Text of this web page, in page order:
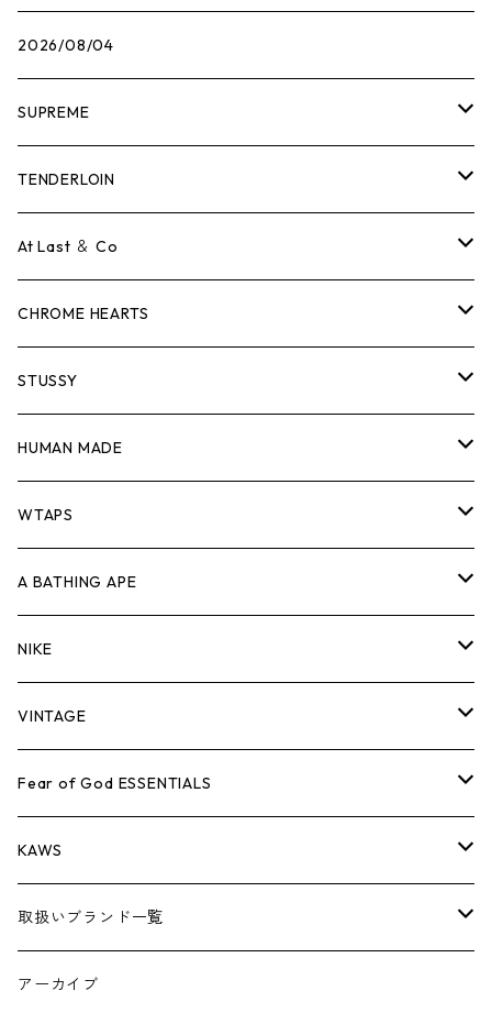
2026/08/04
SUPREME
Tシャツ
ロンTEE
スウェット/ニット
シャツ
ジャケット
パンツ
キャップ・ハット
バッグ
シューズ
小物
コラボレーション
×THE NORTH FACE
×COMME des GARCONS
シーズンアイテム
26SS
BOX LOGOアイテム
TENDERLOIN
Tシャツ
ロンTEE
スウェット/ニット
シャツ
ジャケット
パンツ
キャップ・ハット
バッグ
シューズ
小物
At Last ＆ Co
Tシャツ
ロンTEE
スウェット/ニット
シャツ
ジャケット
パンツ
キャップ・ハット
バッグ
シューズ
小物
CHROME HEARTS
Tシャツ
ロンTEE
スウェット/ニット
シャツ
ジャケット
パンツ
キャップ・ハット
バッグ
シューズ
小物
STUSSY
Tシャツ
ロンTEE
スウェット/ニット
シャツ
ジャケット
パンツ
キャップ・ハット
バッグ
シューズ
HUMAN MADE
Tシャツ
ロンT
スウェット/ニット
シャツ
ジャケット
パンツ
キャップ
バッグ
WTAPS
Tシャツ
ロンTEE
スウェット/ニット
シャツ
ジャケット
パンツ
キャップ・ハット
A BATHING APE
Tシャツ
ロンTEE
スウェット/ニット
シャツ
ジャケット
パンツ
NIKE
シューズ
AIR JORDAN 1
AIR JORDAN 3
アパレル・小物
VINTAGE
Tシャツ
ロンTEE
スウェット/ニット
ジャケット
Fear of God ESSENTIALS
Tシャツ
ロンTEE
スウェット/ニット
KAWS
アパレル
小物
取扱いブランド一覧
A
アーカイブ